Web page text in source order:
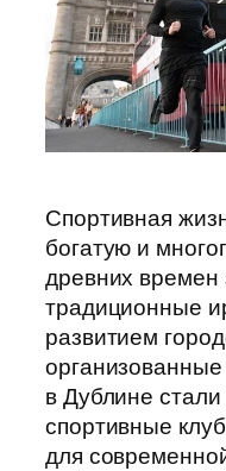
Спортивная
богатую и
древних времен
традиционные
развитием
в Дублине
спортивные
для